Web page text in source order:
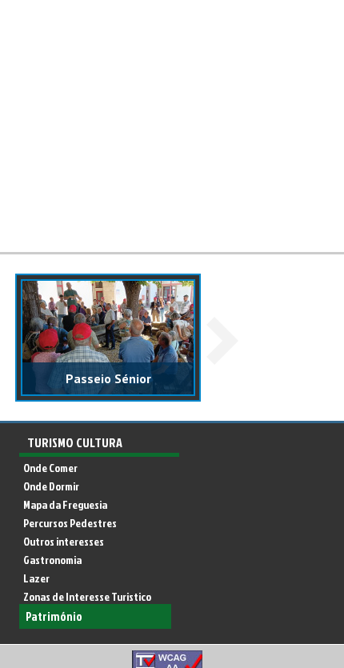
Passeio Sénior
TURISMO CULTURA
Onde Comer
Onde Dormir
Mapa da Freguesia
Percursos Pedestres
Outros interesses
Gastronomia
Lazer
Zonas de Interesse Turistico
Património